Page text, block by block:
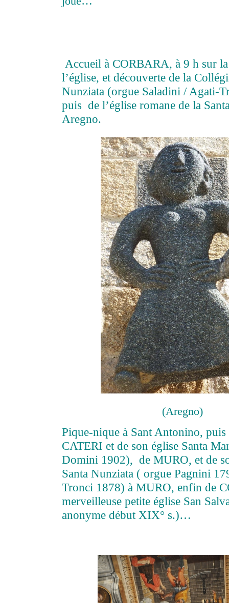
Accueil à CORBARA, à 9 h sur
l’église, et découverte de la
Nunziata (orgue Saladini / Agati-
puis de l’église romane de la
Aregno.
(Aregno)
Pique-nique à Sant Antonino, puis
CATERI et de son église Santa
Domini 1902), de MURO, et de
Santa Nunziata ( orgue Pagnini
Tronci 1878) à MURO, enfin de
merveilleuse petite église San
anonyme début XIX° s.)…